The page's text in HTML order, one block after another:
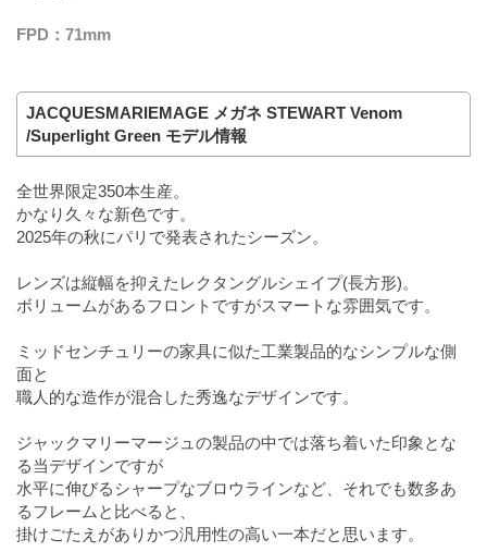
FPD：71mm
JACQUESMARIEMAGE メガネ STEWART Venom
/Superlight Green モデル情報
全世界限定350本生産。
かなり久々な新色です。
2025年の秋にパリで発表されたシーズン。
レンズは縦幅を抑えたレクタングルシェイプ(長方形)。
ボリュームがあるフロントですがスマートな雰囲気です。
ミッドセンチュリーの家具に似た工業製品的なシンプルな側
面と
職人的な造作が混合した秀逸なデザインです。
ジャックマリーマージュの製品の中では落ち着いた印象とな
る当デザインですが
水平に伸びるシャープなブロウラインなど、それでも数多あ
るフレームと比べると、
掛けごたえがありかつ汎用性の高い一本だと思います。